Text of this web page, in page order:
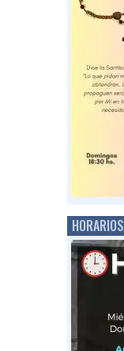
HORARIOS